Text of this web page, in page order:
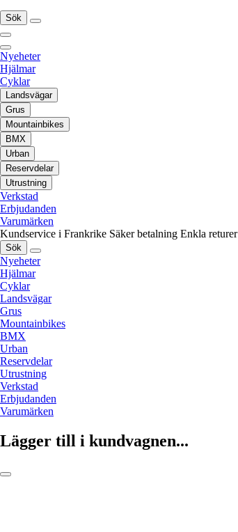
Sök
Nyeheter
Hjälmar
Cyklar
Landsvägar
Grus
Mountainbikes
BMX
Urban
Reservdelar
Utrustning
Verkstad
Erbjudanden
Varumärken
Kundservice i Frankrike Säker betalning Enkla returer
Sök
Nyeheter
Hjälmar
Cyklar
Landsvägar
Grus
Mountainbikes
BMX
Urban
Reservdelar
Utrustning
Verkstad
Erbjudanden
Varumärken
Lägger till i kundvagnen...